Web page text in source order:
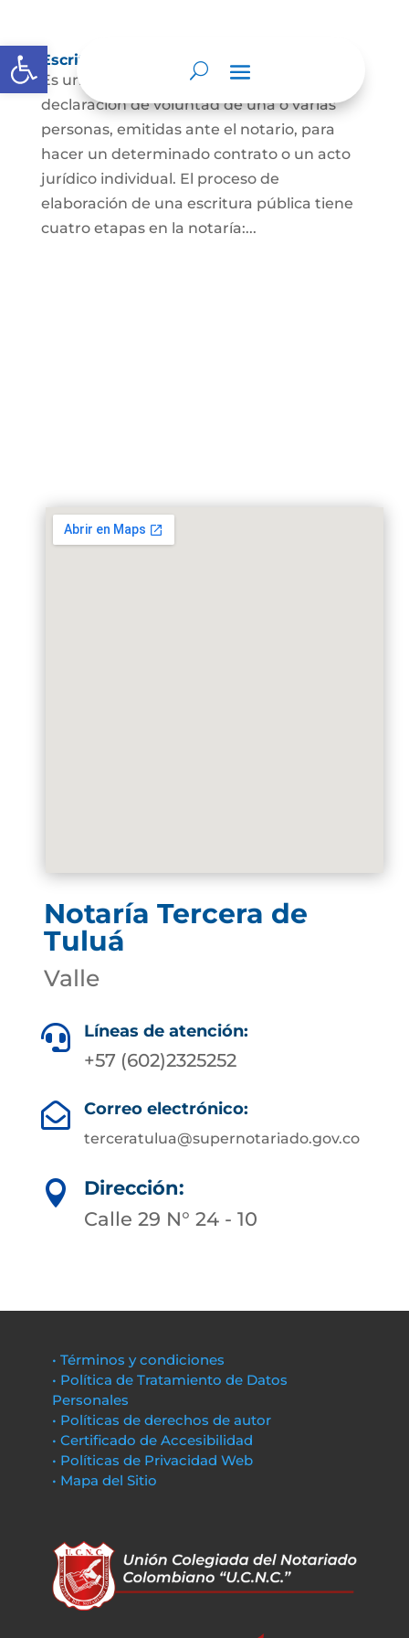
Abrir barra de herramientas
Escritura Pública
Es un documento que contiene la
declaración de voluntad de una o varias
personas, emitidas ante el notario, para
hacer un determinado contrato o un acto
jurídico individual. El proceso de
elaboración de una escritura pública tiene
cuatro etapas en la notaría:...
Notaría Tercera de
Tuluá
Valle
 Líneas de atención:
+57 (602)2325252
 Correo electrónico:
terceratulua@supernotariado.gov.co

Dirección:
Calle 29 N° 24 - 10
• Términos y condiciones
• Política de Tratamiento de Datos
Personales
• Políticas de derechos de autor
• Certificado de Accesibilidad
• Políticas de Privacidad Web
• Mapa del Sitio